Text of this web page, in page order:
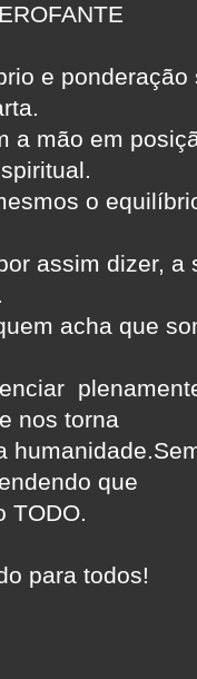
e
a mão em
o
assim dizer, a
acha que
nos torna
que
TODO.
para todos!